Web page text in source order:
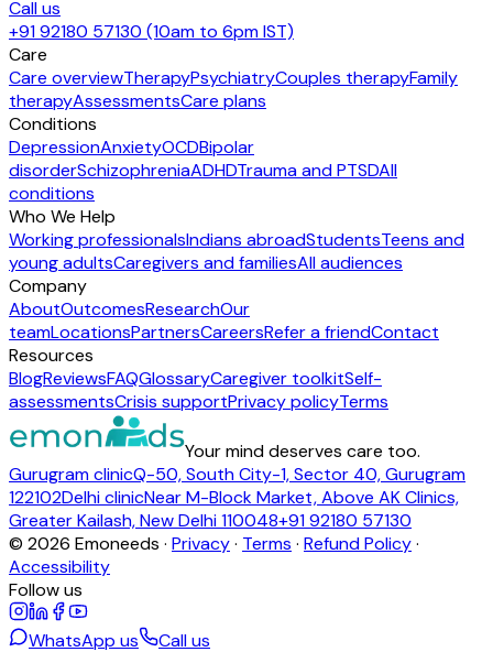
Call us
+91 92180 57130 (10am to 6pm IST)
Care
Care overviewTherapyPsychiatryCouples therapyFamily
therapyAssessmentsCare plans
Conditions
DepressionAnxietyOCDBipolar
disorderSchizophreniaADHDTrauma and PTSDAll
conditions
Who We Help
Working professionalsIndians abroadStudentsTeens and
young adultsCaregivers and familiesAll audiences
Company
AboutOutcomesResearchOur
teamLocationsPartnersCareersRefer a friendContact
Resources
BlogReviewsFAQGlossaryCaregiver toolkitSelf-
assessmentsCrisis supportPrivacy policyTerms
Your mind deserves care too.
Gurugram clinicQ-50, South City-1, Sector 40, Gurugram
122102Delhi clinicNear M-Block Market, Above AK Clinics,
Greater Kailash, New Delhi 110048+91 92180 57130
© 2026 Emoneeds · Privacy· Terms · Refund Policy·
Accessibility
Follow us
WhatsApp us Call us